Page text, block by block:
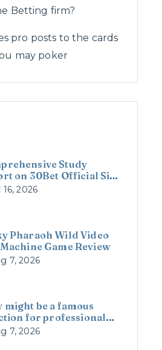
Betting firm?
pro posts to the cards
may poker
Study
on 30Bet Official Site
Casino in the UK
16, 2026
Pharaoh Wild Video
Game Review
7, 2026
might be a famous
for professionals
big money, because
manage having highest
7, 2026